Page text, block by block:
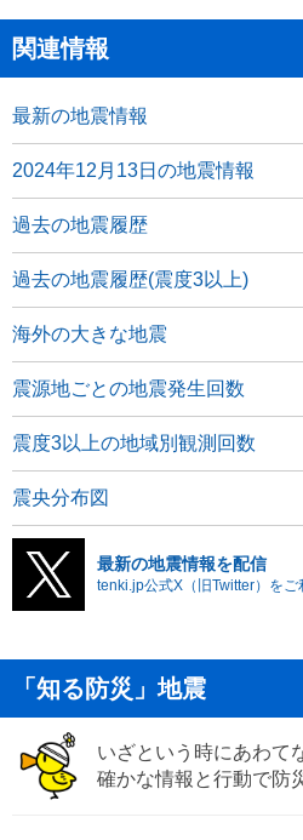
関連情報
最新の地震情報
2024年12月13日の地震情報
過去の地震履歴
過去の地震履歴(震度3以上)
海外の大きな地震
震源地ごとの地震発生回数
震度3以上の地域別観測回数
震央分布図
最新の地震情報を配信
tenki.jp公式X（旧Twitter）をご
「知る防災」地震
いざという時にあわて
確かな情報と行動で防